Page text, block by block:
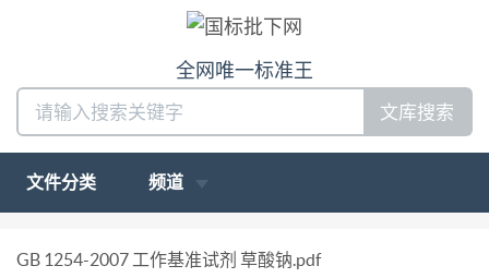
全网唯一标准王
文库搜索
文件分类 频道
GB 1254-2007 工作基准试剂 草酸钠.pdf